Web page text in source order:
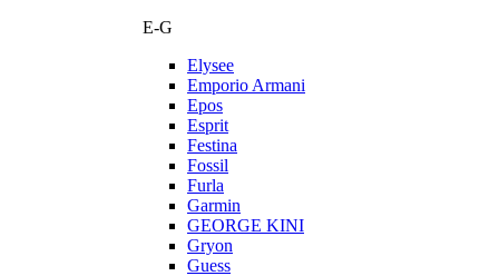
E-G
Elysee
Emporio Armani
Epos
Esprit
Festina
Fossil
Furla
Garmin
GEORGE KINI
Gryon
Guess